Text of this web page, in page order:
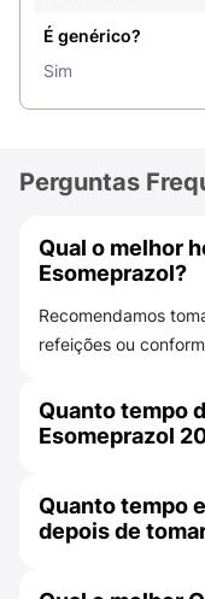
Os comprimidos
pode tomar o
é importante
comprimido.
Quais são os
Esomeprazol
O Esomeprazol
colaterais. As
dor de cabeça;
dor abdominal;
diarreia;
gases;
enjoo;
É genérico?
Sim
Perguntas
Qual o melhor
Esomeprazol?
Recomendamos
refeições ou
Quanto tempo
Esomeprazol
de 1 hora, mas a
Quanto tempo
depois de